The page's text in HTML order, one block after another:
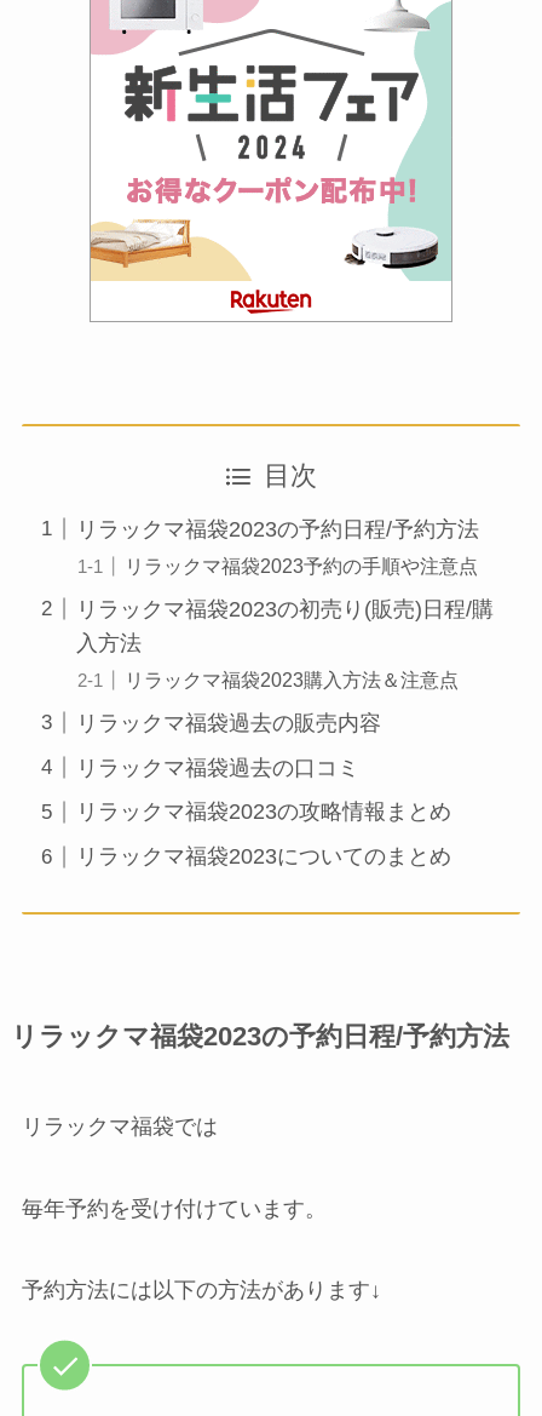
目次
リラックマ福袋2023の予約日程/予約方法
リラックマ福袋2023予約の手順や注意点
リラックマ福袋2023の初売り(販売)日程/購
入方法
リラックマ福袋2023購入方法＆注意点
リラックマ福袋過去の販売内容
リラックマ福袋過去の口コミ
リラックマ福袋2023の攻略情報まとめ
リラックマ福袋2023についてのまとめ
リラックマ福袋2023の予約日程/予約方法
リラックマ福袋では
毎年予約を受け付けています。
予約方法には以下の方法があります↓